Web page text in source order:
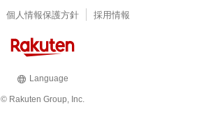
個人情報保護方針 採用情報
Language
© Rakuten Group, Inc.